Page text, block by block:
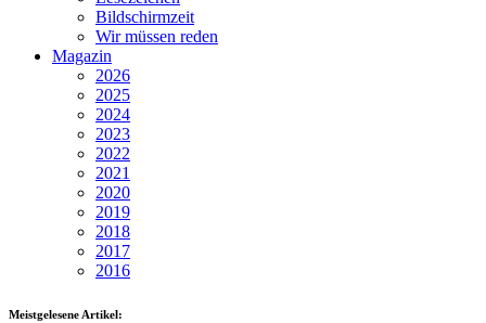
Bildschirmzeit
Wir müssen reden
Magazin
2026
2025
2024
2023
2022
2021
2020
2019
2018
2017
2016
Meistgelesene Artikel: